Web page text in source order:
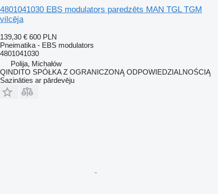
4801041030 EBS modulators paredzēts MAN TGL TGM
vilcēja
139,30 € 600 PLN
Pneimatika - EBS modulators
4801041030
Polija, Michałów
QINDITO SPÓŁKA Z OGRANICZONĄ ODPOWIEDZIALNOŚCIĄ
Sazināties ar pārdevēju